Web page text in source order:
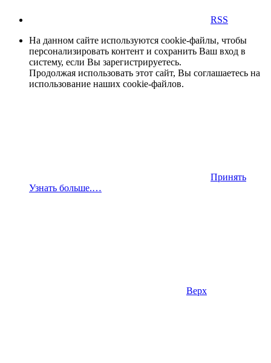
RSS
На данном сайте используются cookie-файлы, чтобы
персонализировать контент и сохранить Ваш вход в
систему, если Вы зарегистрируетесь.
Продолжая использовать этот сайт, Вы соглашаетесь на
использование наших cookie-файлов.
Принять
Узнать больше.…
Верх